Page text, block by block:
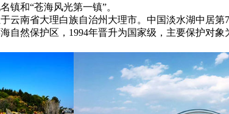
镇和“苍海风光第一镇”。
南省大理白族自治州大理市。中国淡水湖中居
自然保护区，1994年晋升为国家级，主要保护对